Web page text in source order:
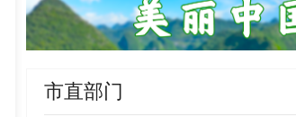
市直部门